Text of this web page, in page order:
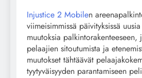
Injustice 2 Mobilen
viimeisimmissä päivityksissä
muutoksia palkintorakenteeseen,
pelaajien sitoutumista ja
muutokset tähtäävät
tyytyväisyyden parantamiseen